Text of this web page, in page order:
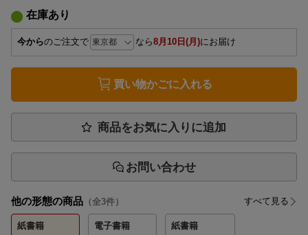
在庫あり
今からのご注文で なら8月10日(月)にお届け
買い物かごに入れる
商品をお気に入りに追加
お問い合わせ
他の形態の商品 （全3件） すべて見る
紙書籍 電子書籍 紙書籍